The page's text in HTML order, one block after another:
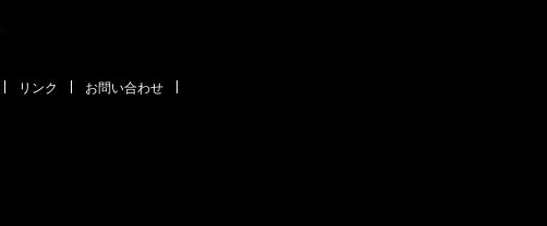
リンク お問い合わせ